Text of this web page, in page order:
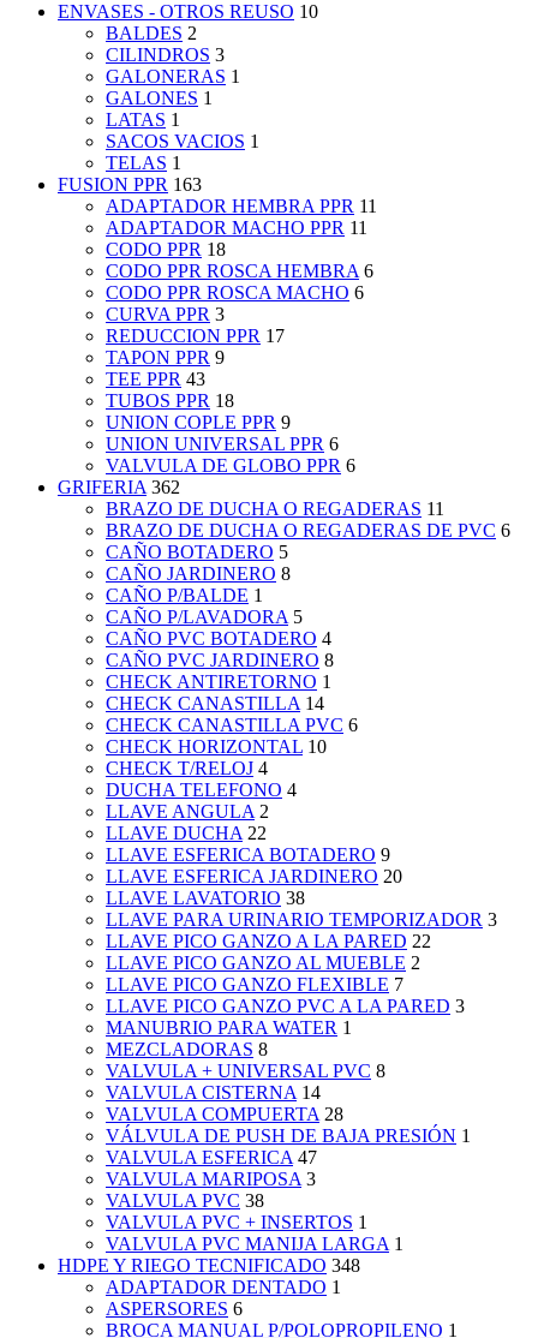
ENVASES - OTROS REUSO 10
BALDES 2
CILINDROS 3
GALONERAS 1
GALONES 1
LATAS 1
SACOS VACIOS 1
TELAS 1
FUSION PPR 163
ADAPTADOR HEMBRA PPR 11
ADAPTADOR MACHO PPR 11
CODO PPR 18
CODO PPR ROSCA HEMBRA 6
CODO PPR ROSCA MACHO 6
CURVA PPR 3
REDUCCION PPR 17
TAPON PPR 9
TEE PPR 43
TUBOS PPR 18
UNION COPLE PPR 9
UNION UNIVERSAL PPR 6
VALVULA DE GLOBO PPR 6
GRIFERIA 362
BRAZO DE DUCHA O REGADERAS 11
BRAZO DE DUCHA O REGADERAS DE PVC 6
CAÑO BOTADERO 5
CAÑO JARDINERO 8
CAÑO P/BALDE 1
CAÑO P/LAVADORA 5
CAÑO PVC BOTADERO 4
CAÑO PVC JARDINERO 8
CHECK ANTIRETORNO 1
CHECK CANASTILLA 14
CHECK CANASTILLA PVC 6
CHECK HORIZONTAL 10
CHECK T/RELOJ 4
DUCHA TELEFONO 4
LLAVE ANGULA 2
LLAVE DUCHA 22
LLAVE ESFERICA BOTADERO 9
LLAVE ESFERICA JARDINERO 20
LLAVE LAVATORIO 38
LLAVE PARA URINARIO TEMPORIZADOR 3
LLAVE PICO GANZO A LA PARED 22
LLAVE PICO GANZO AL MUEBLE 2
LLAVE PICO GANZO FLEXIBLE 7
LLAVE PICO GANZO PVC A LA PARED 3
MANUBRIO PARA WATER 1
MEZCLADORAS 8
VALVULA + UNIVERSAL PVC 8
VALVULA CISTERNA 14
VALVULA COMPUERTA 28
VÁLVULA DE PUSH DE BAJA PRESIÓN 1
VALVULA ESFERICA 47
VALVULA MARIPOSA 3
VALVULA PVC 38
VALVULA PVC + INSERTOS 1
VALVULA PVC MANIJA LARGA 1
HDPE Y RIEGO TECNIFICADO 348
ADAPTADOR DENTADO 1
ASPERSORES 6
BROCA MANUAL P/POLOPROPILENO 1